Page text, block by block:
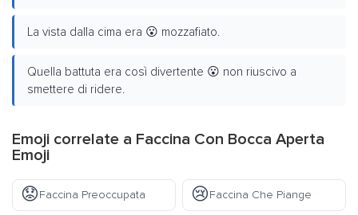
La vista dalla cima era 😮 mozzafiato.
Quella battuta era così divertente 😮 non riuscivo a
smettere di ridere.
Emoji correlate a Faccina Con Bocca Aperta
Emoji
😟Faccina Preoccupata 😢Faccina Che Piange